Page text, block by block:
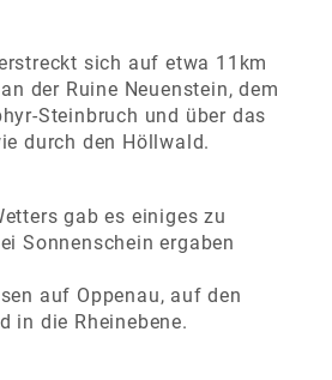
sich auf etwa 11km
der Ruine Neuenstein, dem
Steinbruch und über das
durch den Höllwald.
gab es einiges zu
Sonnenschein ergaben
auf Oppenau, auf den
in die Rheinebene.